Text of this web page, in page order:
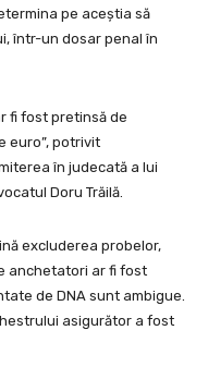
pe aceștia să
într-un dosar penal în
fi fost pretinsă de
euro”, potrivit
în judecată a lui
Doru Trăilă.
excluderea probelor,
anchetatori ar fi fost
de DNA sunt ambigue.
asigurător a fost